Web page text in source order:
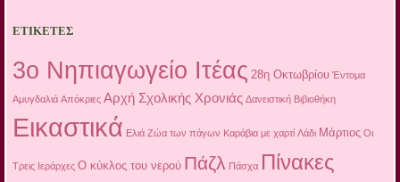
ΕΤΙΚΈΤΕΣ
3ο Νηπιαγωγείο Ιτέας 28η Οκτωβρίου Έντομα
Αμυγδαλιά Απόκριες Αρχή Σχολικής Χρονιάς Δανειστική Βιβιοθήκη
Εικαστικά Ελιά Ζώα των πάγων Καράβια με χαρτί Λάδι Μάρτιος Οι
Τρεις Ιεράρχες Ο κύκλος του νερού Πάζλ Πάσχα Πίνακες